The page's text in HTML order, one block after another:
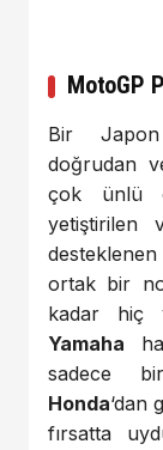
MotoGP
Bir Japon
doğrudan
çok ünlü
yetiştirilen
ortak bir
kadar hiç
Yamaha
sadece
Honda‘dan
fırsatta